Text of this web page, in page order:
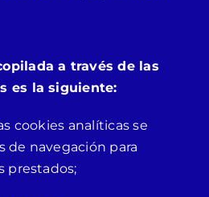
a través de las
es la siguiente:
analíticas se
de navegación para
prestados;